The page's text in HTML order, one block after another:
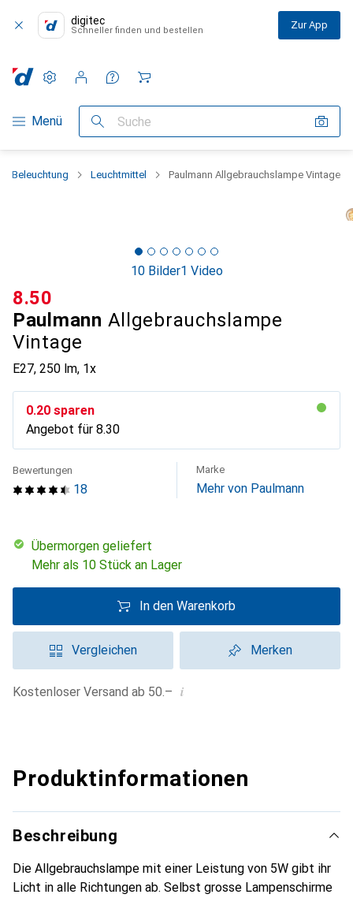
digitec
Schneller finden und bestellen Zur App
Navigation nach Kategorien
Menü Suche
Einstellungen
Kundenkonto
Vergleichslisten
Merklisten
Warenkorb
Beleuchtung Leuchtmittel Paulmann Allgebrauchslampe Vintage
10 Bilder1 Video
Paulmann Allgebrauchslampe
Vintage
E27, 250 lm, 1x
CHF
8.50
CHF
0.20 sparen
Angebot für CHF
8.30
18
Bewertungen Marke
Mehr von Paulmann
übermorgen geliefert
Mehr als 10 Stück an Lager
In den Warenkorb
Vergleichen Merken
Kostenloser Versand ab 50.– i
Produktinformationen
Beschreibung
Die Allgebrauchslampe mit einer Leistung von 5W gibt ihr
Licht in alle Richtungen ab. Selbst grosse Lampenschirme